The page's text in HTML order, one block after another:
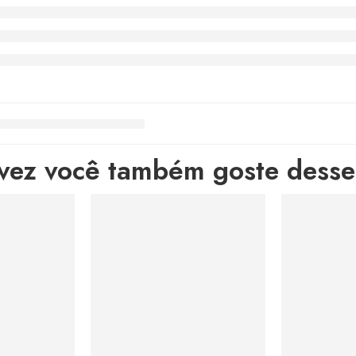
você também goste